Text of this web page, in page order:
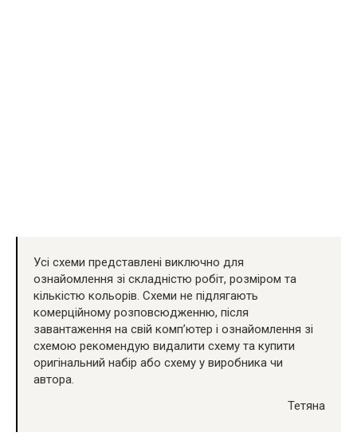
Усі схеми представлені виключно для
ознайомлення зі складністю робіт, розміром та
кількістю кольорів. Схеми не підлягають
комерційному розповсюдженню, після
завантаження на свій комп’ютер і ознайомлення зі
схемою рекомендую видалити схему та купити
оригінальний набір або схему у виробника чи
автора.
Тетяна